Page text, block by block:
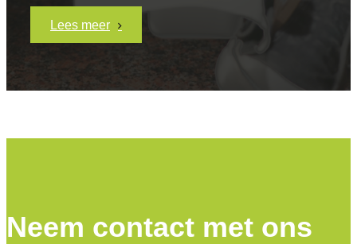
Lees meer
Neem contact met ons